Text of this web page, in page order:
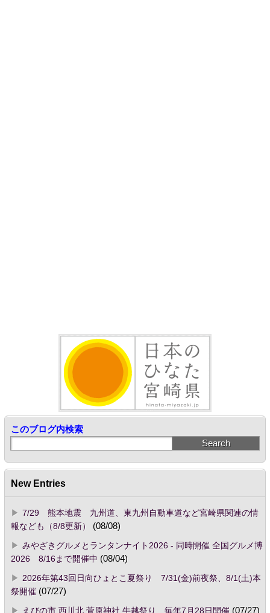
このブログ内検索
New Entries
7/29 熊本地震 九州道、東九州自動車道など宮崎県関連の情
報なども（8/8更新）
(08/08)
みやざきグルメとランタンナイト2026 - 同時開催 全国グルメ博
2026 8/16まで開催中 (08/04)
2026年第43回日向ひょとこ夏祭り 7/31(金)前夜祭、8/1(土)本
祭開催(07/27)
えびの市 西川北 菅原神社 牛越祭り 毎年7月28日開催(07/27)